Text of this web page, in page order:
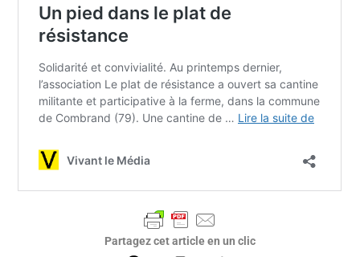
Partagez cet article en un clic